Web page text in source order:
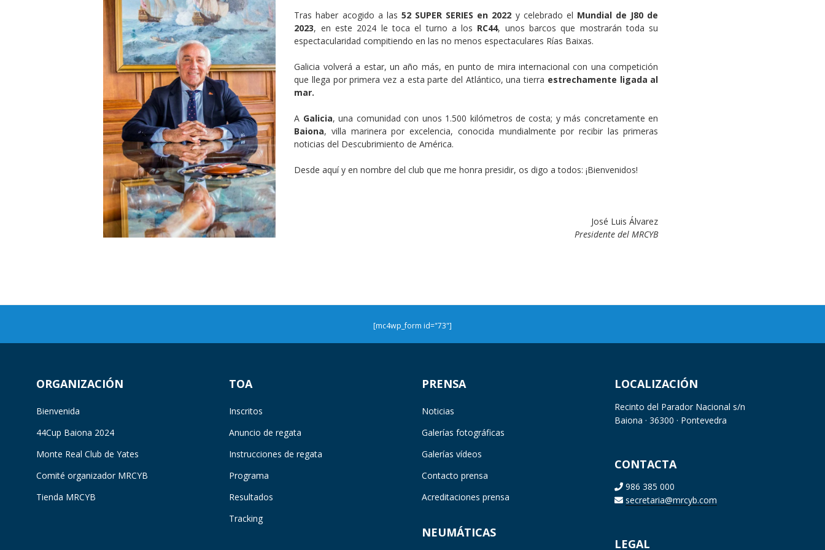
Tras haber acogido a las 52 SUPER SERIES en 2022 y celebrado el Mundial de J80 de
2023, en este 2024 le toca el turno a los RC44, unos barcos que mostrarán toda su
espectacularidad compitiendo en las no menos espectaculares Rías Baixas.
Galicia volverá a estar, un año más, en punto de mira internacional con una competición
que llega por primera vez a esta parte del Atlántico, una tierra estrechamente ligada al
mar.
A Galicia, una comunidad con unos 1.500 kilómetros de costa; y más concretamente en
Baiona, villa marinera por excelencia, conocida mundialmente por recibir las primeras
noticias del Descubrimiento de América.
Desde aquí y en nombre del club que me honra presidir, os digo a todos: ¡Bienvenidos!
José Luis Álvarez
Presidente del MRCYB
[mc4wp_form id="73"]
ORGANIZACIÓN
Bienvenida
44Cup Baiona 2024
Monte Real Club de Yates
Comité organizador MRCYB
Tienda MRCYB
TOA
Inscritos
Anuncio de regata
Instrucciones de regata
Programa
Resultados
Tracking
PRENSA
Noticias
Galerías fotográficas
Galerías vídeos
Contacto prensa
Acreditaciones prensa
NEUMÁTICAS
LOCALIZACIÓN
Recinto del Parador Nacional s/n
Baiona · 36300 · Pontevedra
CONTACTA
986 385 000
secretaria@mrcyb.com
LEGAL